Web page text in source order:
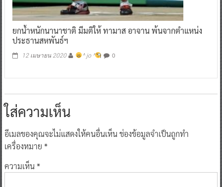
ยกน้ำหนักนานาชาติ มีมติให้ ทามาส อาจาน พ้นจากตำแหน่ง
ประธานสหพันธ์ฯ
12 เมษายน 2020 ^ jo ^ 0
ใส่ความเห็น
อีเมลของคุณจะไม่แสดงให้คนอื่นเห็นช่องข้อมูลจำเป็นถูกทำ
เครื่องหมาย *
ความเห็น*